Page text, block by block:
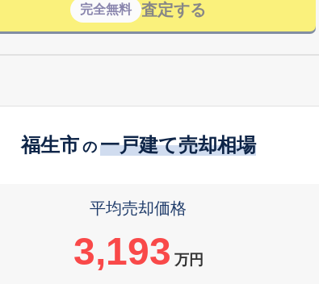
完全無料 査定する
福生市 の 一戸建て売却相場
平均売却価格
3,193 万円